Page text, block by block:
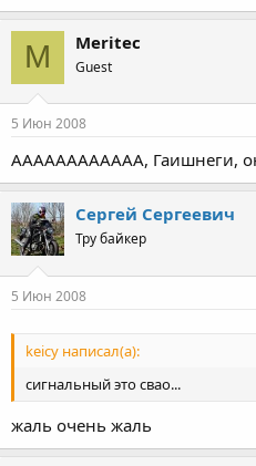
M Meritec
Guest
5 Июн 2008
АААААААААААА, Гаишнеги,
Сергей Сергеевич
Тру байкер
5 Июн 2008
keicy написал(а):
сигнальный это свао...
жаль очень жаль